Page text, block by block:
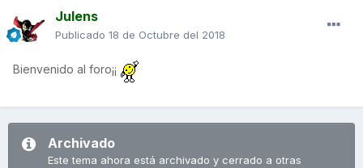
Julens
Publicado 18 de Octubre del 2018
Bienvenido al foro¡¡
Archivado
Este tema ahora está archivado y cerrado a otras